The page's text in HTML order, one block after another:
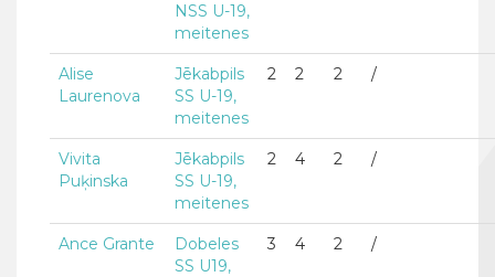
NSS U-19,
meitenes
Alise
Laurenova
Jēkabpils
SS U-19,
meitenes
2 2 2 /
Vivita
Puķinska
Jēkabpils
SS U-19,
meitenes
2 4 2 /
Ance Grante
Dobeles
SS U19,
3 4 2 /